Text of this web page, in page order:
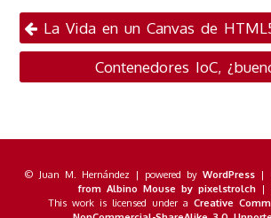
Navegación por
publicaciones
La Vida en un Canvas de
Contenedores IoC,
© Juan M. Hernández | powered byWordPress |
from Albino Mouse by pixelstrolch|
This work is licensed under aCreative